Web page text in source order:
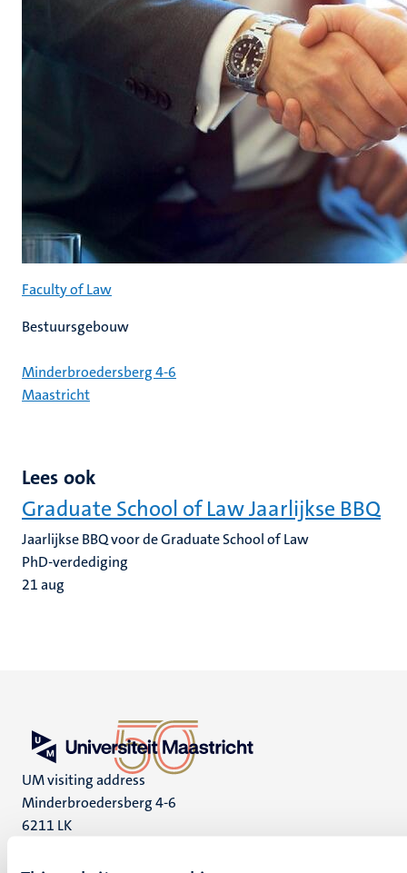
Faculty of Law
Bestuursgebouw
Minderbroedersberg 4-6
Maastricht
Lees ook
Graduate School of Law Jaarlijkse BBQ
Jaarlijkse BBQ voor de Graduate School of Law
PhD-verdediging
21aug
UM visiting address
Minderbroedersberg 4-6
6211 LK